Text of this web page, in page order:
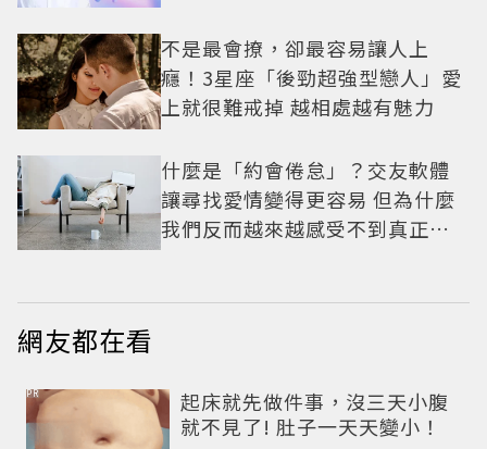
不是最會撩，卻最容易讓人上
癮！3星座「後勁超強型戀人」愛
上就很難戒掉 越相處越有魅力
什麼是「約會倦怠」？交友軟體
讓尋找愛情變得更容易 但為什麼
我們反而越來越感受不到真正的
網友都在看
起床就先做件事，沒三天小腹
就不見了! 肚子一天天變小！
PR